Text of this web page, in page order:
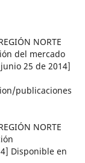
NORTE
del mercado
25 de 2014]
publicaciones
NORTE
Disponible en